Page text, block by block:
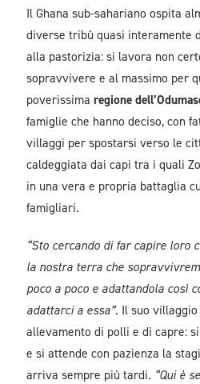
Il Ghana sub-sahariano ospita
diverse tribù quasi interamente
alla pastorizia: si lavora non
sopravvivere e al massimo per
poverissima regione
famiglie che hanno deciso, con
villaggi per spostarsi verso le
caldeggiata dai capi tra i quali
in una vera e propria battaglia
famigliari.
“Sto cercando di far capire loro
la nostra terra che
poco a poco e adattandola così
adattarci a essa”. Il suo
allevamento di polli e di capre:
e si attende con pazienza la
arriva sempre più tardi. “Qui è